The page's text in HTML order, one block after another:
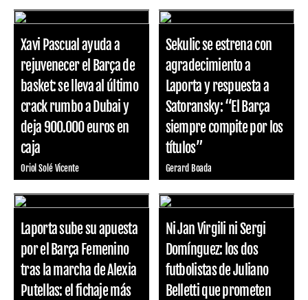
Xavi Pascual ayuda a
rejuvenecer el Barça de
basket: se lleva al último
crack rumbo a Dubai y
deja 900.000 euros en
caja
Oriol Solé Vicente
Sekulic se estrena con
agradecimiento a
Laporta y respuesta a
Satoransky: “El Barça
siempre compite por los
títulos”
Gerard Boada
Laporta sube su apuesta
por el Barça Femenino
tras la marcha de Alexia
Putellas: el fichaje más
Ni Jan Virgili ni Sergi
Domínguez: los dos
futbolistas de Juliano
Belletti que prometen